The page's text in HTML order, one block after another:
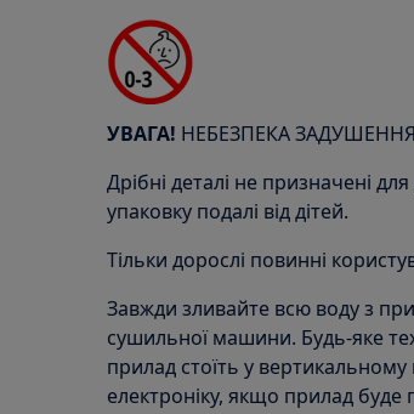
УВАГА! НЕБЕЗПЕКА ЗАДУШЕННЯ
Дрібні деталі не призначені
упаковку подалі від дітей.
Тільки дорослі повинні
Завжди зливайте всю воду з
сушильної машини. Будь-яке
прилад стоїть у
електроніку, якщо прилад буде